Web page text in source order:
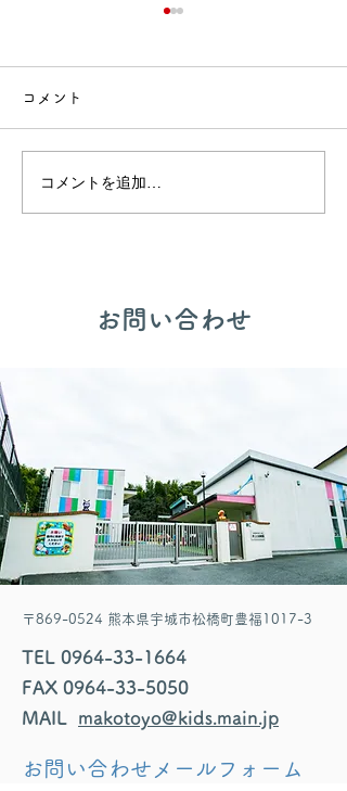
🎂誕生会出し物✨
コメント
コメントを追加…
​お問い合わせ
〒869-0524 熊本県宇城市松橋町豊福1017-3
TEL 0964-33-1664
FAX 0964-33-5050
MAIL makotoyo@kids.main.jp
お問い合わせメールフォーム